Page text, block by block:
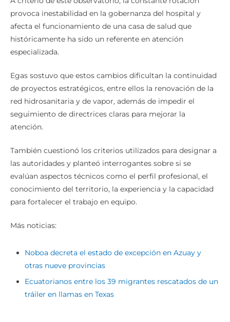
provoca inestabilidad en la gobernanza del hospital y
afecta el funcionamiento de una casa de salud que
históricamente ha sido un referente en atención
especializada.
Egas sostuvo que estos cambios dificultan la continuidad
de proyectos estratégicos, entre ellos la renovación de la
red hidrosanitaria y de vapor, además de impedir el
seguimiento de directrices claras para mejorar la
atención.
También cuestionó los criterios utilizados para designar a
las autoridades y planteó interrogantes sobre si se
evalúan aspectos técnicos como el perfil profesional, el
conocimiento del territorio, la experiencia y la capacidad
para fortalecer el trabajo en equipo.
Más noticias:
Noboa decreta el estado de excepción en Azuay y
otras nueve provincias
Ecuatorianos entre los 39 migrantes rescatados de un
tráiler en llamas en Texas